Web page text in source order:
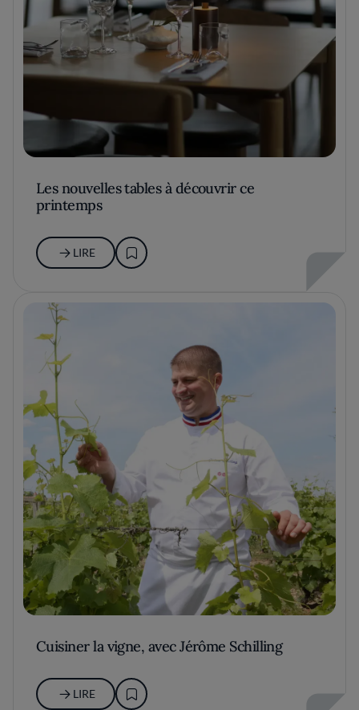
Les nouvelles tables à découvrir ce
printemps
LIRE
Cuisiner la vigne, avec Jérôme Schilling
LIRE